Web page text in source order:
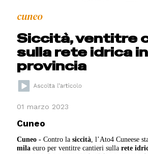
cuneo
Siccità, ventitre
sulla rete idrica
provincia
01 marzo 2023
Cuneo
Cuneo -Contro lasiccità, l’Ato4 Cuneese
mila euro per ventitre cantieri sullarete